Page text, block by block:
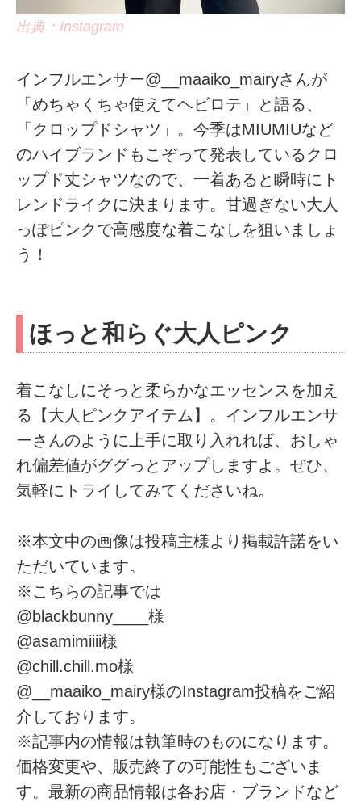
出典：Instagram
インフルエンサー@__maaiko_mairyさんが
「めちゃくちゃ使えてヘビロテ」と語る、
「クロップドシャツ」。今季はMIUMIUなど
のハイブランドもこぞって発表しているクロ
ップド丈シャツなので、一着あると瞬時にト
レンドライクに決まります。甘過ぎない大人
っぽピンクで高感度な着こなしを狙いましょ
う！
ほっと和らぐ大人ピンク
着こなしにそっと柔らかなエッセンスを加え
る【大人ピンクアイテム】。インフルエンサ
ーさんのように上手に取り入れれば、おしゃ
れ偏差値がググっとアップしますよ。ぜひ、
気軽にトライしてみてくださいね。
※本文中の画像は投稿主様より掲載許諾をい
ただいています。
※こちらの記事では
@blackbunny____様
@asamimiiii様
@chill.chill.mo様
@__maaiko_mairy様のInstagram投稿をご紹
介しております。
※記事内の情報は執筆時のものになります。
価格変更や、販売終了の可能性もございま
す。最新の商品情報は各お店・ブランドなど